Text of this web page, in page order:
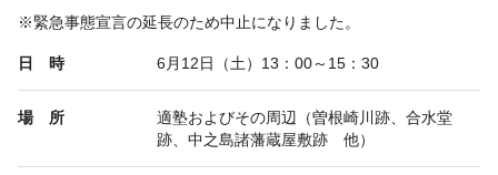
※緊急事態宣言の延長のため中止になりました。
日 時 6月12日（土）13：00～15：30
場 所
適塾およびその周辺（曽根崎川跡、合水堂
跡、中之島諸藩蔵屋敷跡 他）